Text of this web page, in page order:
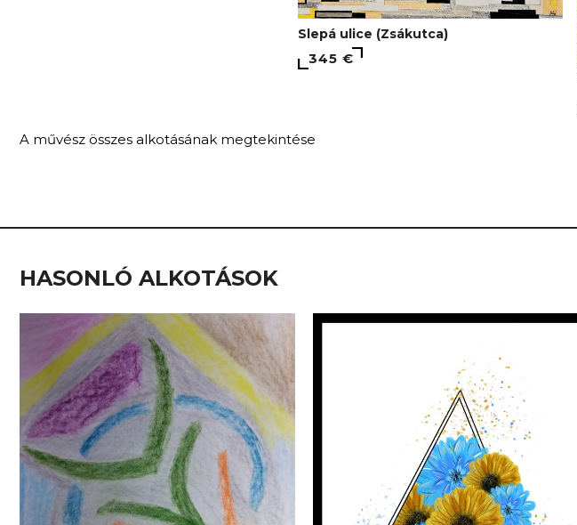
Slepá ulice (Zsákutca)
345 €
A művész összes alkotásának megtekintése
HASONLÓ ALKOTÁSOK